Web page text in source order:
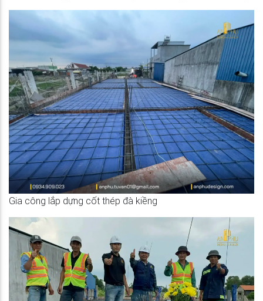
Gia công lắp dựng cốt thép đà kiềng